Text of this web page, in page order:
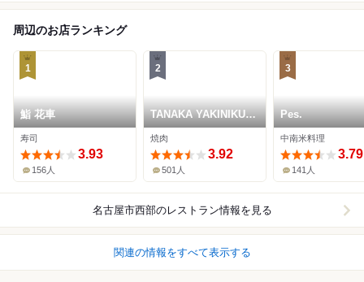
周辺のお店ランキング
1
鮨 花車
寿司
3.93
156人
2
TANAKA YAKINIKU
RESTAURANTE
焼肉
3.92
501人
3
Pes.
中南米料理
3.79
141人
名古屋市西部のレストラン情報を見る
関連の情報をすべて表示する